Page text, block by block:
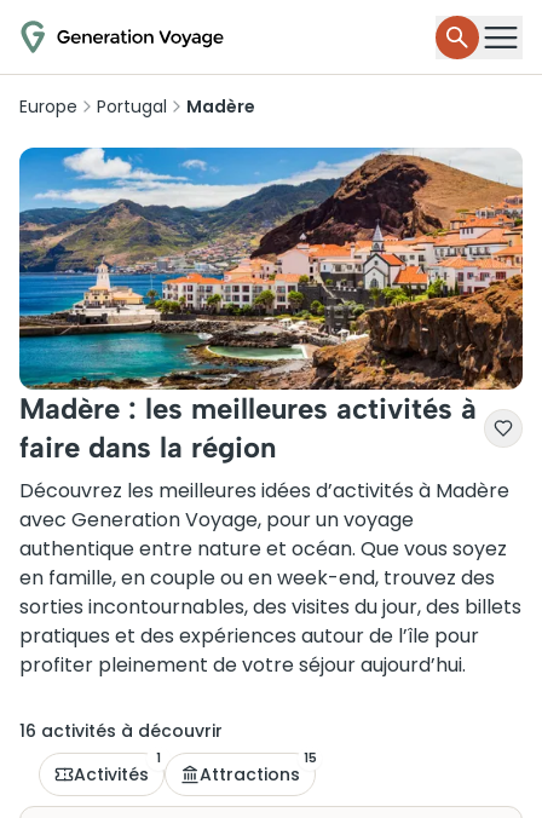
Europe Portugal Madère
Madère : les meilleures activités à
faire dans la région
Découvrez les meilleures idées d’activités à Madère
avec Generation Voyage, pour un voyage
authentique entre nature et océan. Que vous soyez
en famille, en couple ou en week-end, trouvez des
sorties incontournables, des visites du jour, des billets
pratiques et des expériences autour de l’île pour
profiter pleinement de votre séjour aujourd’hui.
16 activités à découvrir
Activités
1
Attractions
15